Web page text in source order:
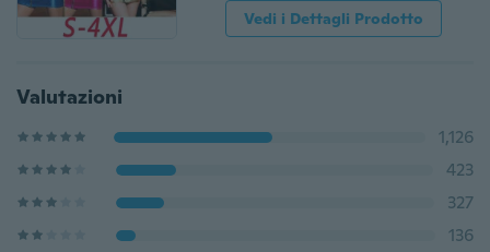
Vedi i Dettagli Prodotto
Valutazioni
1,126
423
327
136